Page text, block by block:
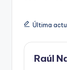
Última
Raúl